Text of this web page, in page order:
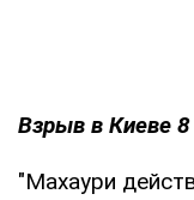
Взрыв в Киеве 8
"Махаури